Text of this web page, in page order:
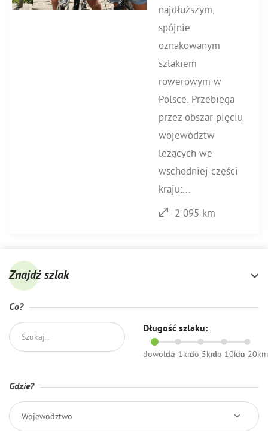
najdłuższym,
spójnie
oznakowanym
szlakiem
rowerowym w
Polsce. Przebiega
przez obszar pięciu
województw
leżących we
wschodniej części
kraju:...
2 095 km
Znajdź szlak
Co?
Długość szlaku:
dowolnado 1kmdo 5kmdo 10kmdo 20km
Gdzie?
Województwo